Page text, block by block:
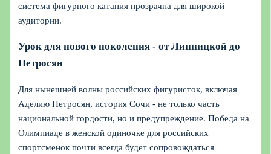
система фигурного катания прозрачна для широкой
аудитории.
Урок для нового поколения - от Липницкой до
Петросян
Для нынешней волны российских фигуристок, включая
Аделию Петросян, история Сочи - не только часть
национальной гордости, но и предупреждение. Победа на
Олимпиаде в женской одиночке для российских
спортсменок почти всегда будет сопровождаться